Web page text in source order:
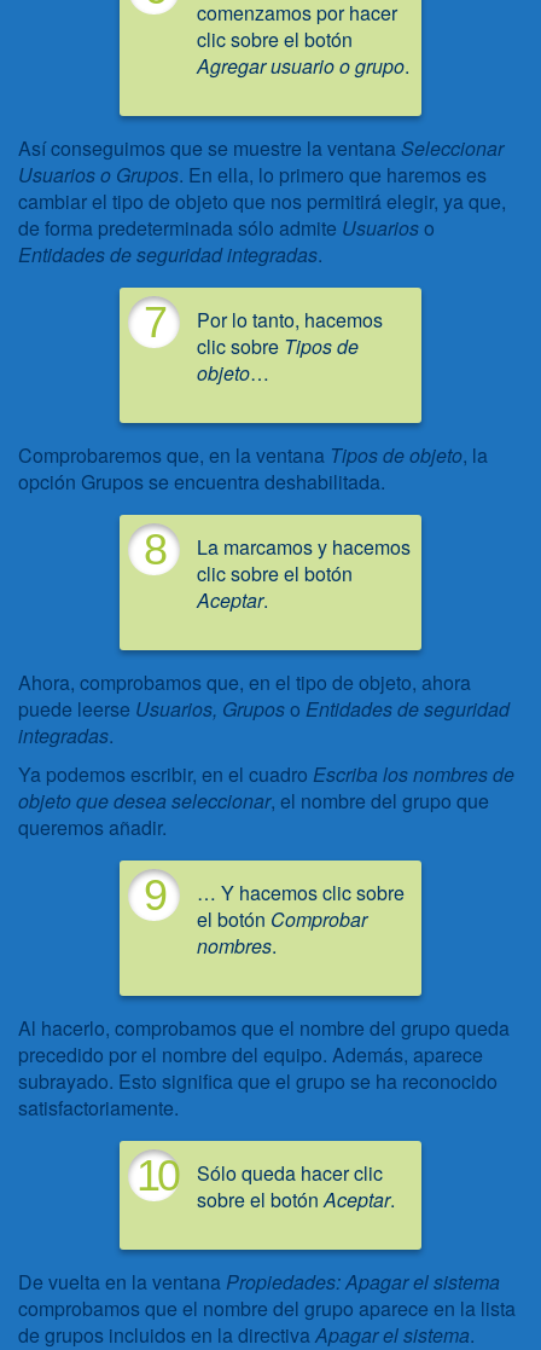
comenzamos por hacer
clic sobre el botón
Agregar usuario o grupo.
Así conseguimos que se muestre la ventanaSeleccionar
Usuarios o Grupos. En ella, lo primero que haremos es
cambiar el tipo de objeto que nos permitirá elegir, ya que,
de forma predeterminada sólo admite Usuarioso
Entidades de seguridad integradas.
7
Por lo tanto, hacemos
clic sobre Tipos de
objeto…
Comprobaremos que, en la ventana Tipos de objeto, la
opción Grupos se encuentra deshabilitada.
8
La marcamos y hacemos
clic sobre el botón
Aceptar.
Ahora, comprobamos que, en el tipo de objeto, ahora
puede leerse Usuarios, Gruposo Entidades de seguridad
integradas.
Ya podemos escribir, en el cuadro Escriba los nombres de
objeto que desea seleccionar, el nombre del grupo que
queremos añadir.
9
… Y hacemos clic sobre
el botón Comprobar
nombres.
Al hacerlo, comprobamos que el nombre del grupo queda
precedido por el nombre del equipo. Además, aparece
subrayado. Esto significa que el grupo se ha reconocido
satisfactoriamente.
10
Sólo queda hacer clic
sobre el botónAceptar.
De vuelta en la ventana Propiedades: Apagar el sistema
comprobamos que el nombre del grupo aparece en la lista
de grupos incluidos en la directivaApagar el sistema.